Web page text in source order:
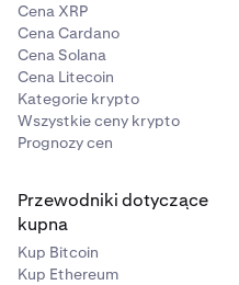
Płynna obsługa transakcji
Kontrakty FX Perps są
mają tak samo intuicyjny
krypto perps. Poza
obowiązującymi podczas
Cena XRP
Cena Cardano
Cena Solana
Cena Litecoin
Kategorie krypto
Wszystkie ceny krypto
Prognozy cen
Przewodniki dotyczące
kupna
Kup Bitcoin
Kup Ethereum